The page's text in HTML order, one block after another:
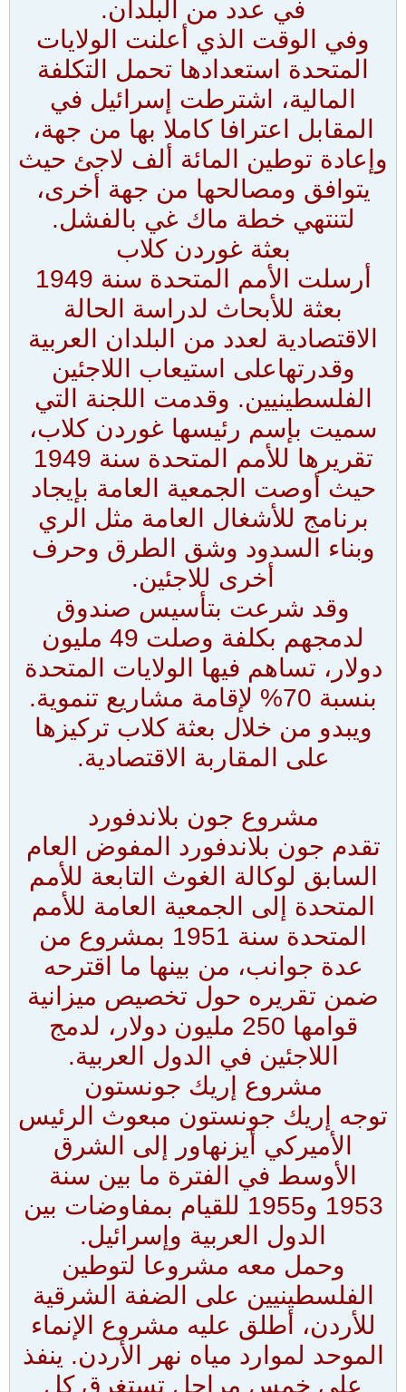
في عدد من البلدان.
وفي الوقت الذي أعلنت الولايات
المتحدة استعدادها تحمل التكلفة
المالية، اشترطت إسرائيل في
المقابل اعترافا كاملا بها من جهة،
وإعادة توطين المائة ألف لاجئ حيث
يتوافق ومصالحها من جهة أخرى،
لتنتهي خطة ماك غي بالفشل.
بعثة غوردن كلاب
أرسلت الأمم المتحدة سنة 1949
بعثة للأبحاث لدراسة الحالة
الاقتصادية لعدد من البلدان العربية
وقدرتهاعلى استيعاب اللاجئين
الفلسطينيين. وقدمت اللجنة التي
سميت بإسم رئيسها غوردن كلاب،
تقريرها للأمم المتحدة سنة 1949
حيث أوصت الجمعية العامة بإيجاد
برنامج للأشغال العامة مثل الري
وبناء السدود وشق الطرق وحرف
أخرى للاجئين.
وقد شرعت بتأسيس صندوق
لدمجهم بكلفة وصلت 49 مليون
دولار، تساهم فيها الولايات المتحدة
بنسبة 70% لإقامة مشاريع تنموية.
ويبدو من خلال بعثة كلاب تركيزها
على المقاربة الاقتصادية.
مشروع جون بلاندفورد
تقدم جون بلاندفورد المفوض العام
السابق لوكالة الغوث التابعة للأمم
المتحدة إلى الجمعية العامة للأمم
المتحدة سنة 1951 بمشروع من
عدة جوانب، من بينها ما اقترحه
ضمن تقريره حول تخصيص ميزانية
قوامها 250 مليون دولار، لدمج
اللاجئين في الدول العربية.
مشروع إريك جونستون
توجه إريك جونستون مبعوث الرئيس
الأميركي أيزنهاور إلى الشرق
الأوسط في الفترة ما بين سنة
1953 و1955 للقيام بمفاوضات بين
الدول العربية وإسرائيل.
وحمل معه مشروعا لتوطين
الفلسطينيين على الضفة الشرقية
للأردن، أطلق عليه مشروع الإنماء
الموحد لموارد مياه نهر الأردن. ينفذ
على خمس مراحل تستغرق كل